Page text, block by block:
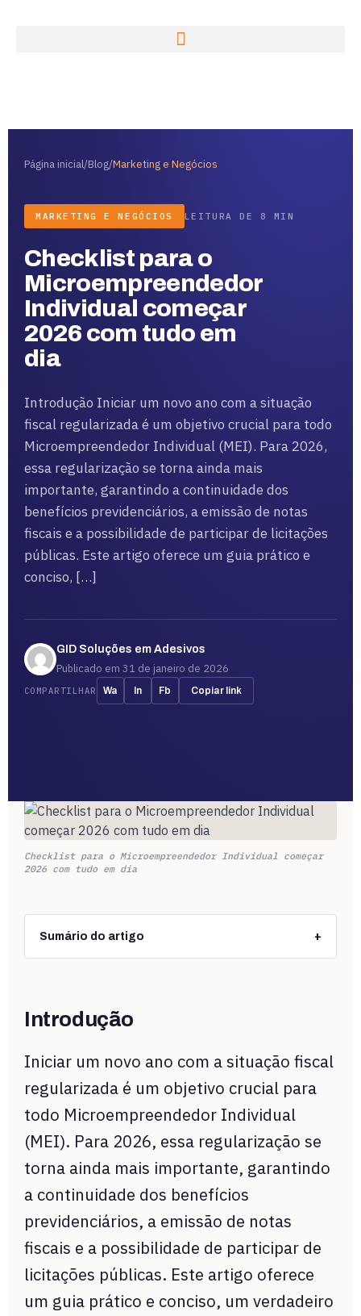
Página inicial/Blog/Marketing e Negócios
MARKETING E NEGÓCIOS LEITURA DE 8 MIN
Checklist para o
Microempreendedor
Individual começar
2026 com tudo em
dia
Introdução Iniciar um novo ano com a situação
fiscal regularizada é um objetivo crucial para todo
Microempreendedor Individual (MEI). Para 2026,
essa regularização se torna ainda mais
importante, garantindo a continuidade dos
benefícios previdenciários, a emissão de notas
fiscais e a possibilidade de participar de licitações
públicas. Este artigo oferece um guia prático e
conciso, […]
GID Soluções em Adesivos
Publicado em 31 de janeiro de 2026
COMPARTILHAR Wa In Fb Copiar link
Checklist para o Microempreendedor Individual começar
2026 com tudo em dia
Sumário do artigo +
Introdução
Iniciar um novo ano com a situação fiscal
regularizada é um objetivo crucial para
todo Microempreendedor Individual
(MEI). Para 2026, essa regularização se
torna ainda mais importante, garantindo
a continuidade dos benefícios
previdenciários, a emissão de notas
fiscais e a possibilidade de participar de
licitações públicas. Este artigo oferece
um guia prático e conciso, um verdadeiro